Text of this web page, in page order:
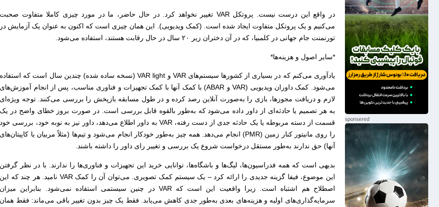
در واقع این درست نیست. پروتکل VAR تغییر نخواهد کرد. در حال حاضر، ما در مورد چیزی کاملا متفاوت صحبت
می‌کنیم و یک پروتکل متفاوت ایجاد شده است. (کمک ویدیویی). این همان چیزی است که اکنون به عنوان یک آزمایش در
تورنمنت جام جهانی در کلمبیا، که در آن دختران زیر ۲۰ سال در حال رقابت هستند، استفاده می‌شود.
*سایر اصول و هزینه‌ها*
یادآوری می‌کنم که در بسیاری از کشورها سیستم‌های VAR و VAR light (نسخه ساده شده) چندین سال است که استفاده
می‌شود. کمک داوران ویدیویی (VAR و ABAR) با کمک آنها با کمک تجهیزات و فناوری مناسب، پس از انجام آموزش‌های
لازم و دریافت مجوزها، بازی را به‌صورت آنلاین رصد کرده و در طول مسابقه بازپخش را بررسی می‌کنند. توجه ویژه‌ای
به هر تصمیم یا حادثه‌ای از داور داده می‌شود که به‌طور بالقوه قابل بررسی است. در صورت بروز خطای واضح در یک
قسمت از دسته مربوطه یا یک حادثه جدی از دست رفته، VAR به داور اطلاع می‌دهد، داور نیز به نوبه خود، بررسی خود
را روی مانیتور کنار زمین (PMR) انجام می‌دهد. همه چیز به‌طور خودکار انجام می‌شود و تیم‌ها (مثلاً مربیان یا کاپیتان‌های
آنها) حق ندارند به‌طور مستقل درخواست شروع یک بررسی و تغییر رای داور را داشته باشند.
بدیهی است که همه فدراسیون‌ها، لیگ‌ها و باشگاه‌ها، توانایی خرید این تجهیزات و فناوری‌ها را ندارند. با در نظر گرفتن
این موضوع، فیفا گزینه جدیدی را ارائه کرد – یک سیستم کمک تصویری. می‌توان آن را کمک VAR نامید. هر چند که این
اصطلاح هم اشتباه است. زیرا واقعیت این است که VAR در چنین سیستمی استفاده نمی‌شود. بنابراین میزان
سرمایه‌گذاری‌های اولیه و هزینه‌های بعدی به‌طور جدی کاهش می‌یابد. فقط یک چیز بدون تغییر باقی می‌ماند: فقط همان